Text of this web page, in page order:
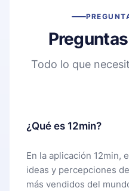
Todo lo que
¿Qué es 12min?
En la aplicación 12min,
ideas y percepciones
más vendidos del